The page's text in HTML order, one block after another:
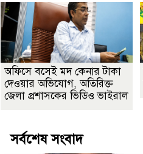
অফিসে বসেই মদ কেনার টাকা
দেওয়ার অভিযোগ, অতিরিক্ত
জেলা প্রশাসকের ভিডিও ভাইরাল
সর্বশেষ সংবাদ